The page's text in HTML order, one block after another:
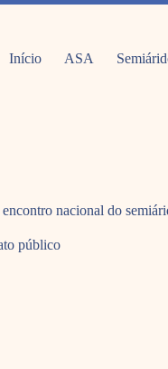
Início ASA
nacional do
público